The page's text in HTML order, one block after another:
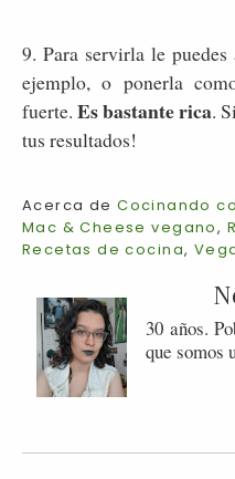
9. Para servirla le
ejemplo, o ponerla
fuerte.Es bastante rica.
tus resultados!
Acerca deCocinando
Mac & Cheese vegano,
Recetas de cocina,
30 años.
que somos